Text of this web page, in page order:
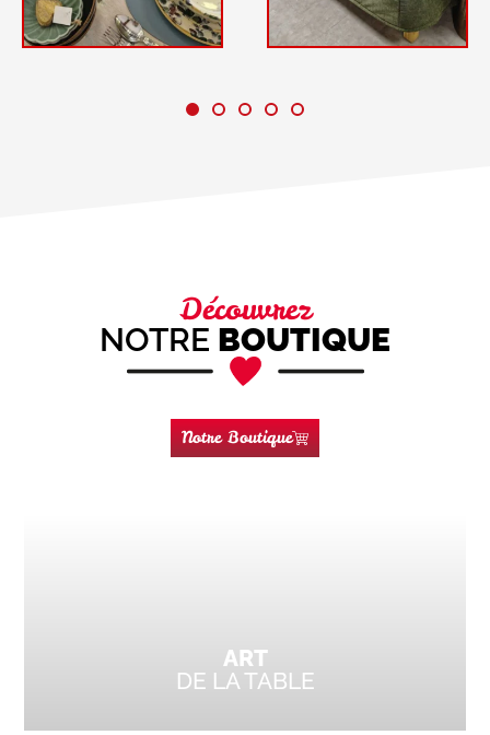
Découvrez
NOTRE BOUTIQUE
Notre Boutique
ART
DE LA TABLE